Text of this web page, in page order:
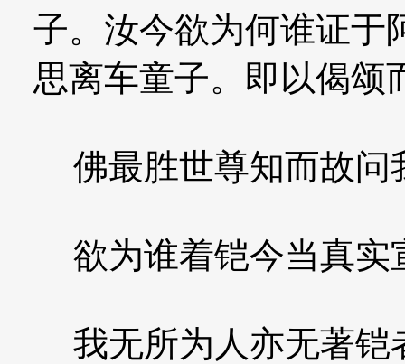
子。汝今欲为何谁证于
思离车童子。即以偈颂
佛最胜世尊知而故问
欲为谁着铠今当真实
我无所为人亦无著铠